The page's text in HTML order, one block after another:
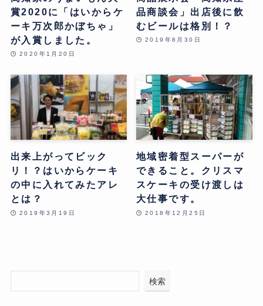
賞2020に「はいからケ
ーキ万次郎かぼちゃ」
が入賞しました。
2020年1月20日
品商談会」出店後に飲
むビールは格別！？
2019年8月30日
出来上がってビック
リ！？はいからケーキ
の中に入れてみたアレ
とは？
2019年3月19日
地域密着型スーパーが
できること。クリスマ
スケーキの受け渡しは
大仕事です。
2018年12月25日
検索